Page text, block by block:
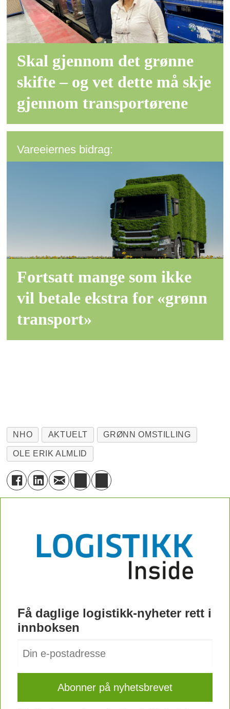
Skal gjennom det grønne
skifte – og vet dette må skje
gjennom transportørene
Vareeiernes bidrag:
Fortsatt mange som ikke
vil betale ekstra for «grønn
transport»
NHO AKTUELT GRØNN OMSTILLING
OLE ERIK ALMLID
Få daglige logistikk-nyheter rett i
innboksen